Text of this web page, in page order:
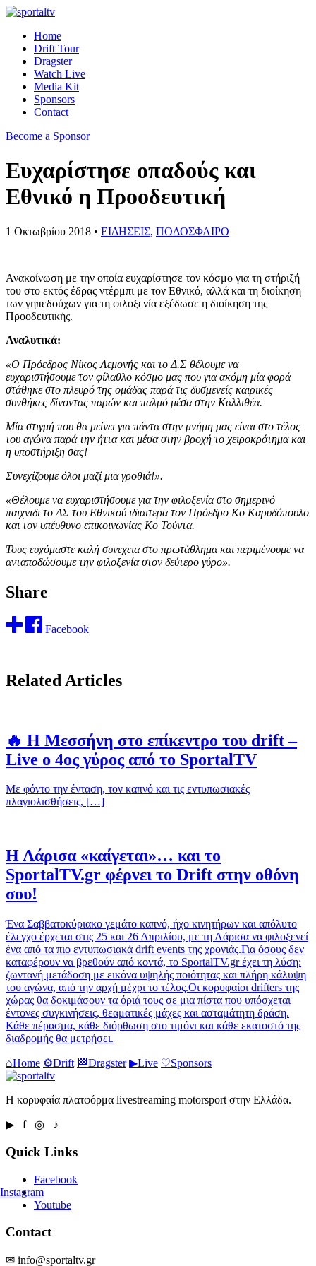
Home
Drift Tour
Dragster
Watch Live
Media Kit
Sponsors
Contact
Become a Sponsor
Ευχαρίστησε οπαδούς και
Εθνικό η Προοδευτική
1 Οκτωβρίου 2018 • ΕΙΔΗΣΕΙΣ, ΠΟΔΟΣΦΑΙΡΟ
Ανακοίνωση με την οποία ευχαρίστησε τον κόσμο για τη στήριξή
του στο εκτός έδρας ντέρμπι με τον Εθνικό, αλλά και τη διοίκηση
των γηπεδούχων για τη φιλοξενία εξέδωσε η διοίκηση της
Προοδευτικής.
Αναλυτικά:
«Ο Πρόεδρος Νίκος Λεμονής και το Δ.Σ θέλουμε να
ευχαριστήσουμε τον φίλαθλο κόσμο μας που για ακόμη μία φορά
στάθηκε στο πλευρό της ομάδας παρά τις δυσμενείς καιρικές
συνθήκες δίνοντας παρών και παλμό μέσα στην Καλλιθέα.
Μία στιγμή που θα μείνει για πάντα στην μνήμη μας είναι στο τέλος
του αγώνα παρά την ήττα και μέσα στην βροχή το χειροκρότημα και
η υποστήριξη σας!
Συνεχίζουμε όλοι μαζί μια γροθιά!».
«Θέλουμε να ευχαριστήσουμε για την φιλοξενία στο σημερινό
παιχνιδι το ΔΣ του Εθνικού ιδιαιτερα τον Πρόεδρο Κο Καρυδόπουλο
και τον υπέυθυνο επικοινωνίας Κο Τούντα.
Τους ευχόμαστε καλή συνεχεια στο πρωτάθλημα και περιμένουμε να
ανταποδώσουμε την φιλοξενία στον δεύτερο γύρο».
Share
Facebook
Related Articles
🔥 Η Μεσσήνη στο επίκεντρο του drift –
Live ο 4ος γύρος από το SportalTV
Με φόντο την ένταση, τον καπνό και τις εντυπωσιακές
πλαγιολισθήσεις, […]
Η Λάρισα «καίγεται»… και το
SportalTV.gr φέρνει το Drift στην οθόνη
σου!
Ένα Σαββατοκύριακο γεμάτο καπνό, ήχο κινητήρων και απόλυτο
έλεγχο έρχεται στις 25 και 26 Απριλίου, με τη Λάρισα να φιλοξενεί
ένα από τα πιο εντυπωσιακά drift events της χρονιάς.Για όσους δεν
καταφέρουν να βρεθούν από κοντά, το SportalTV.gr έχει τη λύση:
ζωντανή μετάδοση με εικόνα υψηλής ποιότητας και πλήρη κάλυψη
του αγώνα, από την αρχή μέχρι το τέλος.Οι κορυφαίοι drifters της
χώρας θα δοκιμάσουν τα όριά τους σε μια πίστα που υπόσχεται
έντονες συγκινήσεις, θεαματικές μάχες και ασταμάτητη δράση.
Κάθε πέρασμα, κάθε διόρθωση στο τιμόνι και κάθε εκατοστό της
διαδρομής θα μετρήσει.
⌂Home ⚙Drift 🏁Dragster ▶Live ♡Sponsors
Η κορυφαία πλατφόρμα livestreaming motorsport στην Ελλάδα.
▶ f ◎ ♪
Quick Links
Facebook
Instagram
Youtube
Contact
✉ info@sportaltv.gr